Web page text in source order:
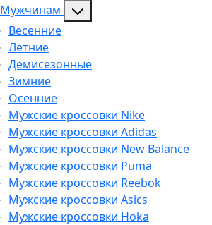
Мужчинам
Весенние
Летние
Демисезонные
Зимние
Осенние
Мужские кроссовки Nike
Мужские кроссовки Adidas
Мужские кроссовки New Balance
Мужские кроссовки Puma
Мужские кроссовки Reebok
Мужские кроссовки Asics
Мужские кроссовки Hoka